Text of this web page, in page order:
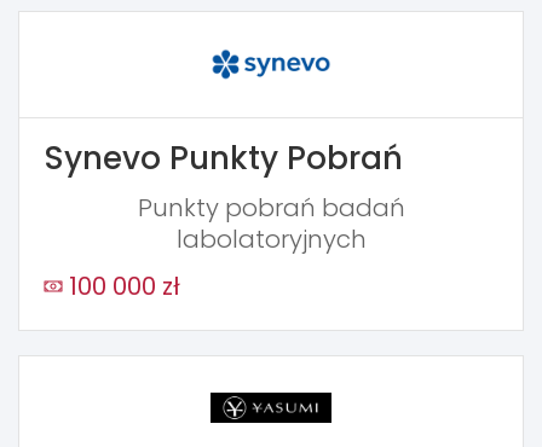
Synevo Punkty Pobrań
Punkty pobrań badań
labolatoryjnych
100 000 zł